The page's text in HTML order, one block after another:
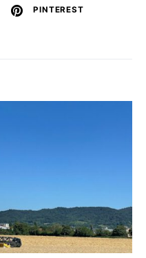
PINTEREST